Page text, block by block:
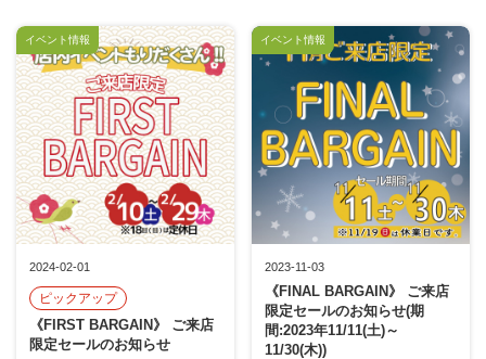
2024-02-01
ピックアップ
《FIRST BARGAIN》 ご来店
限定セールのお知らせ
イベント情報
2023-11-03
《FINAL BARGAIN》 ご来店
限定セールのお知らせ(期
間:2023年11/11(土)～
11/30(木))
イベント情報